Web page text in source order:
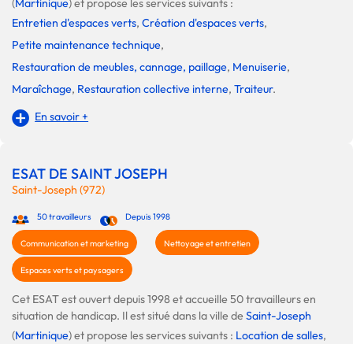
(Martinique) et propose les services suivants :
Entretien d'espaces verts, Création d'espaces verts,
Petite maintenance technique,
Restauration de meubles, cannage, paillage, Menuiserie,
Maraîchage, Restauration collective interne, Traiteur.
En savoir +
ESAT DE SAINT JOSEPH
Saint-Joseph (972)
50 travailleurs Depuis 1998
Communication et marketing Nettoyage et entretien
Espaces verts et paysagers
Cet ESAT est ouvert depuis 1998 et accueille 50 travailleurs en
situation de handicap. Il est situé dans la ville deSaint-Joseph
(Martinique) et propose les services suivants : Location de salles,